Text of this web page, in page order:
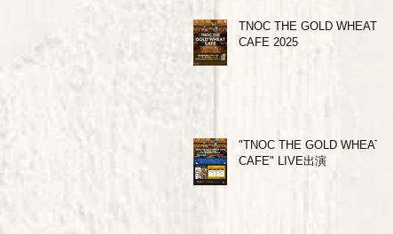
TNOC THE GOLD WHEAT
CAFE 2025
"TNOC THE GOLD WHEAT
CAFE" LIVE出演